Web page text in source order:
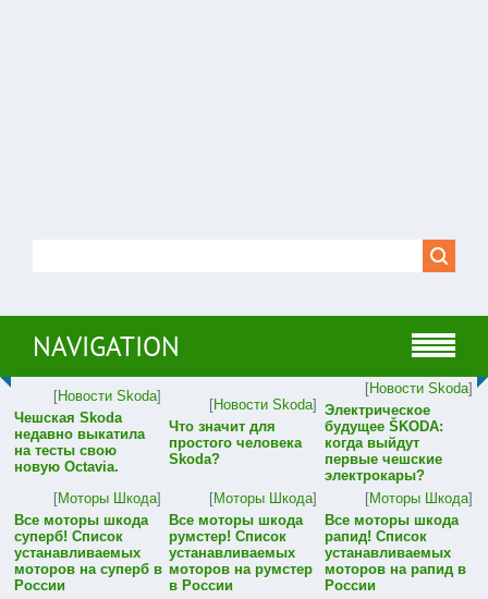
NAVIGATION
[Новости Skoda]
Чешская Skoda
недавно выкатила
на тесты свою
новую Octavia.
[Новости Skoda]
Что значит для
простого человека
Skoda?
[Новости Skoda]
Электрическое
будущее ŠKODA:
когда выйдут
первые чешские
электрокары?
[Моторы Шкода]
Все моторы шкода
суперб! Список
устанавливаемых
моторов на суперб в
России
[Моторы Шкода]
Все моторы шкода
румстер! Список
устанавливаемых
моторов на румстер
в России
[Моторы Шкода]
Все моторы шкода
рапид! Список
устанавливаемых
моторов на рапид в
России